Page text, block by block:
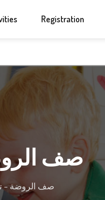
Registration
صف الروضة –
صف الروضة – تاريخ